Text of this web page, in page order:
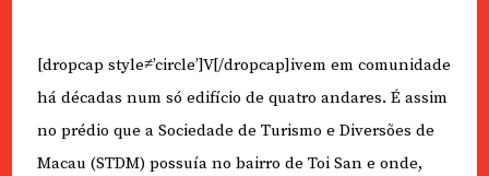
[dropcap style≠’circle’]V[/dropcap]ivem em comunidade
há décadas num só edifício de quatro andares. É assim
no prédio que a Sociedade de Turismo e Diversões de
Macau (STDM) possuía no bairro de Toi San e onde,